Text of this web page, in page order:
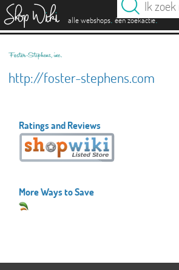
alle webshops. één zoekactie.
http://foster-stephens.com
Ratings and Reviews
More Ways to Save